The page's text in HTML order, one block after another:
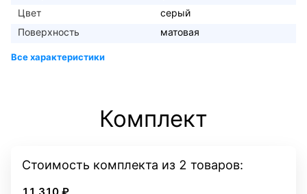
Цвет
серый
Поверхность
матовая
Комплект
Стоимость комплекта из 2 товаров: